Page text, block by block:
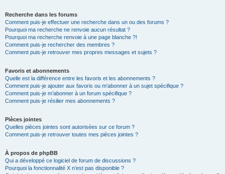
Recherche dans les forums
Comment puis-je effectuer une recherche dans un ou des forums ?
Pourquoi ma recherche ne renvoie aucun résultat ?
Pourquoi ma recherche renvoie à une page blanche ?!
Comment puis-je rechercher des membres ?
Comment puis-je retrouver mes propres messages et sujets ?
Favoris et abonnements
Quelle est la différence entre les favoris et les abonnements ?
Comment puis-je ajouter aux favoris ou m’abonner à un sujet spécifique ?
Comment puis-je m’abonner à un forum spécifique ?
Comment puis-je résilier mes abonnements ?
Pièces jointes
Quelles pièces jointes sont autorisées sur ce forum ?
Comment puis-je retrouver toutes mes pièces jointes ?
À propos de phpBB
Qui a développé ce logiciel de forum de discussions ?
Pourquoi la fonctionnalité X n’est pas disponible ?